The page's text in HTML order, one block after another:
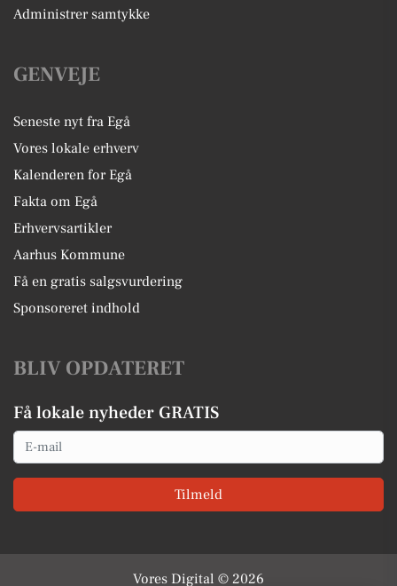
Administrer samtykke
GENVEJE
Seneste nyt fra Egå
Vores lokale erhverv
Kalenderen for Egå
Fakta om Egå
Erhvervsartikler
Aarhus Kommune
Få en gratis salgsvurdering
Sponsoreret indhold
BLIV OPDATERET
Få lokale nyheder GRATIS
Email
Tilmeld
Vores Digital © 2026